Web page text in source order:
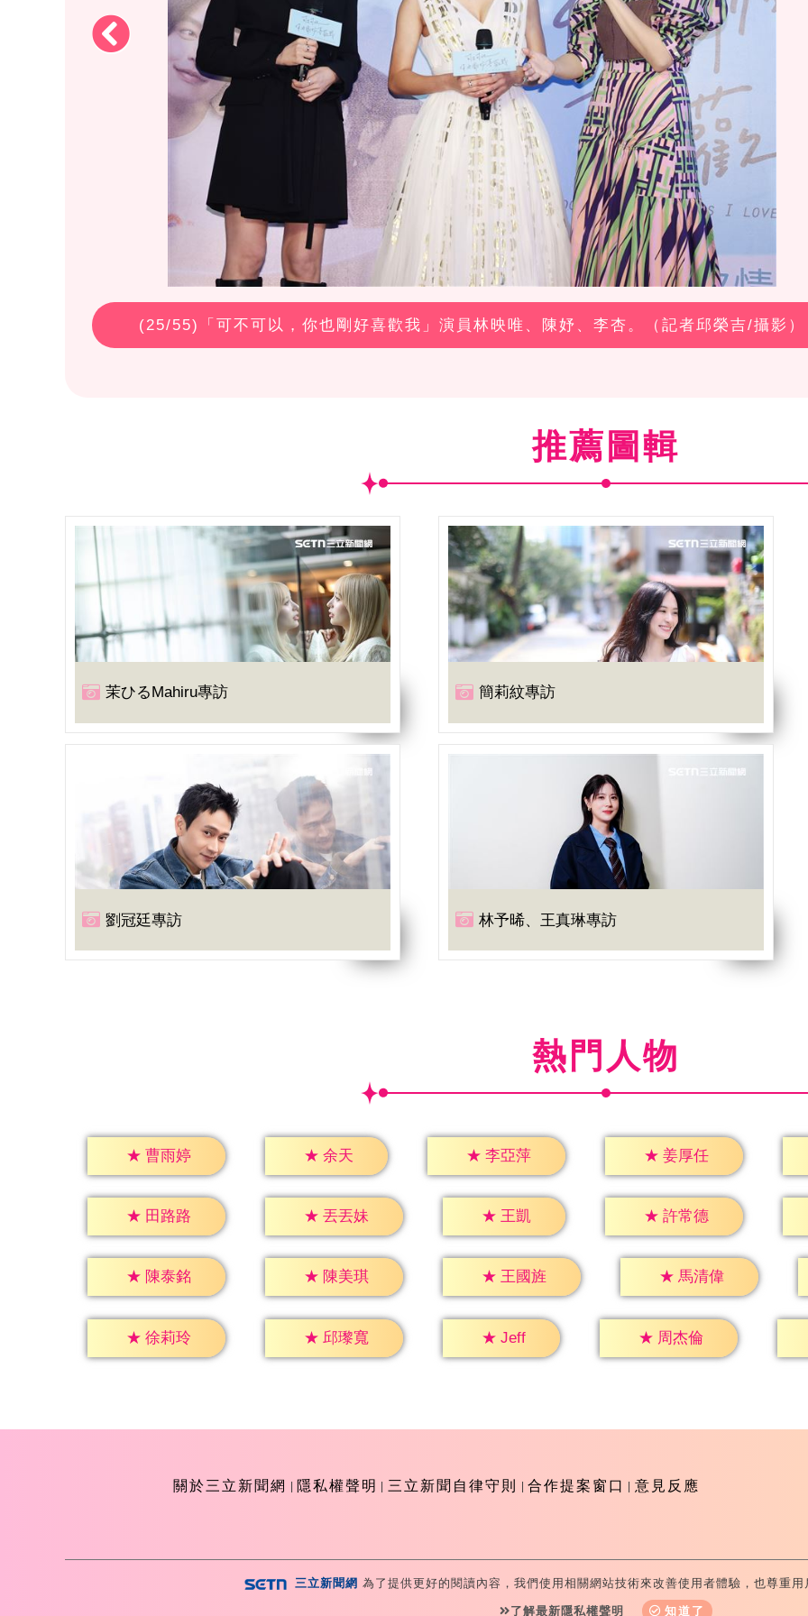
(25/55)「可不可以，你也剛好喜歡我」演員林映唯、陳妤、李杏。（記者邱榮吉/攝影）
推薦圖輯
茉ひるMahiru專訪 簡莉紋專訪
劉冠廷專訪 林予晞、王真琳專訪
熱門人物
★ 曹雨婷 ★ 余天 ★ 李亞萍 ★ 姜厚任
★ 田路路 ★ 丟丟妹 ★ 王凱 ★ 許常德
★ 陳泰銘 ★ 陳美琪 ★ 王國旌 ★ 馬清偉
★ 徐莉玲 ★ 邱瓈寬 ★ Jeff ★ 周杰倫
關於三立新聞網 隱私權聲明 三立新聞自律守則 合作提案窗口 意見反應
Copyright ©2026 Sanlih E-Television All Rights Reserved 版權所有 盜用必究 台北市內湖
三立新聞網 為了提供更好的閱讀內容，我們使用相關網站技術來改善使用者體驗，也尊重
了解最新隱私權聲明 知道了